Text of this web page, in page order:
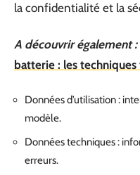
la confidentialité et la
A découvrir également :
batterie : les
Données d’utilisation :
modèle.
Données techniques :
erreurs.